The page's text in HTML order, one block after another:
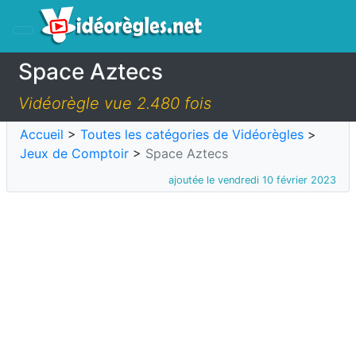
Space Aztecs
Vidéorègle vue 2.480 fois
Accueil > Toutes les catégories de Vidéorègles >
Jeux de Comptoir > Space Aztecs
ajoutée le vendredi 10 février 2023